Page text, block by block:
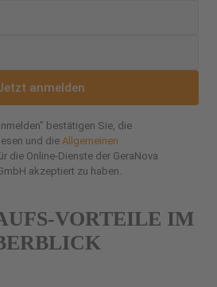
anmelden
bestätigen Sie, die
und die Allgemeinen
die Online-Dienste der GeraNova
akzeptiert zu haben.
VORTEILE IM